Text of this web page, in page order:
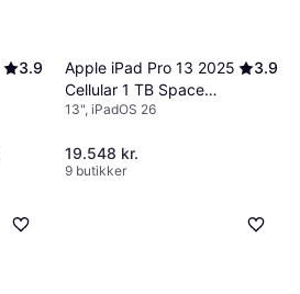
3.9
Apple iPad Pro 13 2025
Cellular 1 TB Space
Black
3.9
13", iPadOS 26
19.548 kr.
9 butikker